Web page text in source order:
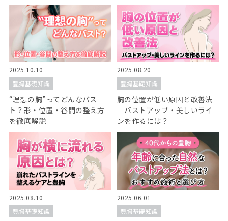
2025.10.10
豊胸基礎知識
“理想の胸”ってどんなバス
ト？形・位置・谷間の整え方
を徹底解説
2025.08.20
豊胸基礎知識
胸の位置が低い原因と改善法
｜バストアップ・美しいライ
ンを作るには？
2025.08.10
豊胸基礎知識
2025.06.01
豊胸基礎知識